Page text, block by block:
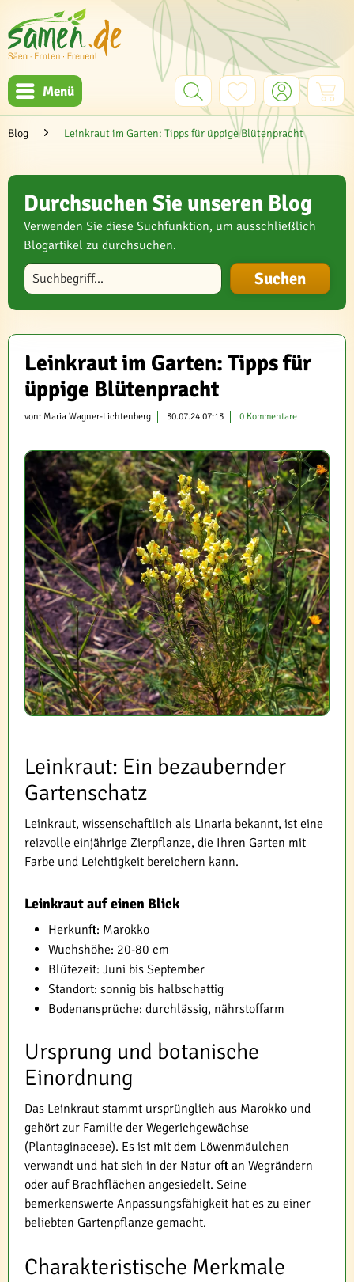
Menü
Blog Leinkraut im Garten: Tipps für üppige Blütenpracht
Durchsuchen Sie unseren Blog
Verwenden Sie diese Suchfunktion, um ausschließlich
Blogartikel zu durchsuchen.
Blog durchsuchen
Leinkraut im Garten: Tipps für
üppige Blütenpracht
von: Maria Wagner-Lichtenberg 30.07.24 07:13 0 Kommentare
Leinkraut: Ein bezaubernder
Gartenschatz
Leinkraut, wissenschaftlich als Linaria bekannt, ist eine
reizvolle einjährige Zierpflanze, die Ihren Garten mit
Farbe und Leichtigkeit bereichern kann.
Leinkraut auf einen Blick
Herkunft: Marokko
Wuchshöhe: 20-80 cm
Blütezeit: Juni bis September
Standort: sonnig bis halbschattig
Bodenansprüche: durchlässig, nährstoffarm
Ursprung und botanische
Einordnung
Das Leinkraut stammt ursprünglich aus Marokko und
gehört zur Familie der Wegerichgewächse
(Plantaginaceae). Es ist mit dem Löwenmäulchen
verwandt und hat sich in der Natur oft an Wegrändern
oder auf Brachflächen angesiedelt. Seine
bemerkenswerte Anpassungsfähigkeit hat es zu einer
beliebten Gartenpflanze gemacht.
Charakteristische Merkmale